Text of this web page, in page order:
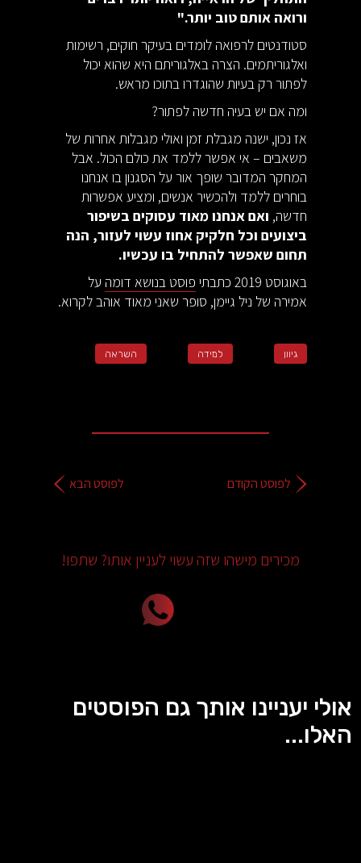
ורואה אותם טוב יותר."
סטודנטים לרפואה לומדים בעיקר חוקים, רשימות
ואלגוריתמים. הצרה באלגוריתם היא שהוא יכול
לפתור רק בעיות שהוגדרו בתוכו מראש.
ומה אם יש בעיה חדשה לפתור?
אז נכון, ישנה מגבלת זמן ואולי מגבלות אחרות של
משאבים – אי אפשר ללמד את כולם הכול. אבל
המחקר המדובר שופך אור על הסגנון בו אנחנו
בוחרים ללמד ולהכשיר אנשים, ומציע אפשרות
חדשה, ואם אנחנו מאוד עסוקים בשיפור
ביצועים וכל חלקיק אחוז עשוי לעזור, הנה
תחום שאפשר להתחיל בו עכשיו.
באוגוסט 2019 כתבתי
פוסט בנושא דומה על
אמירה של ניל גיימן, סופר שאני מאוד אוהב לקרוא.
גיוון למידה השראה
לפוסט הקודם לפוסט הבא
מכירים מישהו שזה עשוי לעניין אותו? שתפו!
אולי יעניינו אותך גם הפוסטים
האלו...